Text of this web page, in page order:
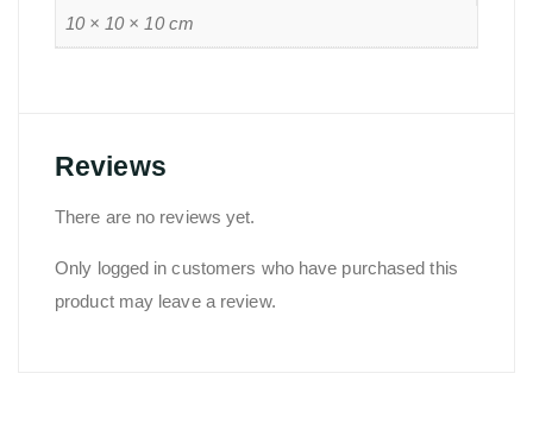
10 × 10 × 10 cm
Reviews
There are no reviews yet.
Only logged in customers who have purchased this
product may leave a review.